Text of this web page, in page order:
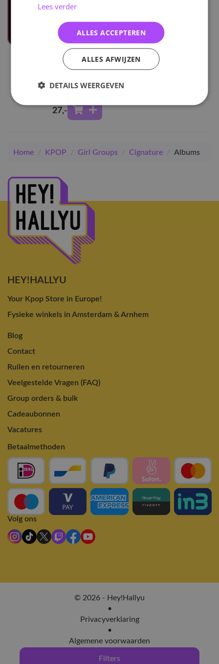
Filters
Cignature
Answer
27,-
Home / KPOP / Girl Groups / Cignature / Albums
HEY!HALLYU
Your Kpop Store in Europe!
Fysieke winkels in Amsterdam & Arnhem
Blog
Contact
Ruilen en retourneren
Veelgestelde Vragen (FAQ)
Group orders & bulk
Cadeaubonnen
Vacatures
Betaalmethoden
Volg ons
© 2026 - Hey!Hallyu
•
Privacyverklaring
•
Algemene voorwaarden
Lees verder
ALLES ACCEPTEREN
ALLES AFWIJZEN
DETAILS WEERGEVEN